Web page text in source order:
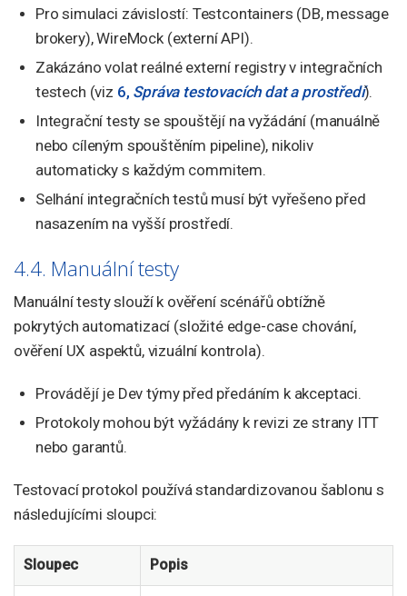
Pro simulaci závislostí: Testcontainers (DB, message
brokery), WireMock (externí API).
Zakázáno volat reálné externí registry v integračních
testech (viz 6, Správa testovacích dat a prostředí).
Integrační testy se spouštějí na vyžádání (manuálně
nebo cíleným spouštěním pipeline), nikoliv
automaticky s každým commitem.
Selhání integračních testů musí být vyřešeno před
nasazením na vyšší prostředí.
4.4. Manuální testy
Manuální testy slouží k ověření scénářů obtížně
pokrytých automatizací (složité edge-case chování,
ověření UX aspektů, vizuální kontrola).
Provádějí je Dev týmy před předáním k akceptaci.
Protokoly mohou být vyžádány k revizi ze strany ITT
nebo garantů.
Testovací protokol používá standardizovanou šablonu s
následujícími sloupci:
Sloupec Popis